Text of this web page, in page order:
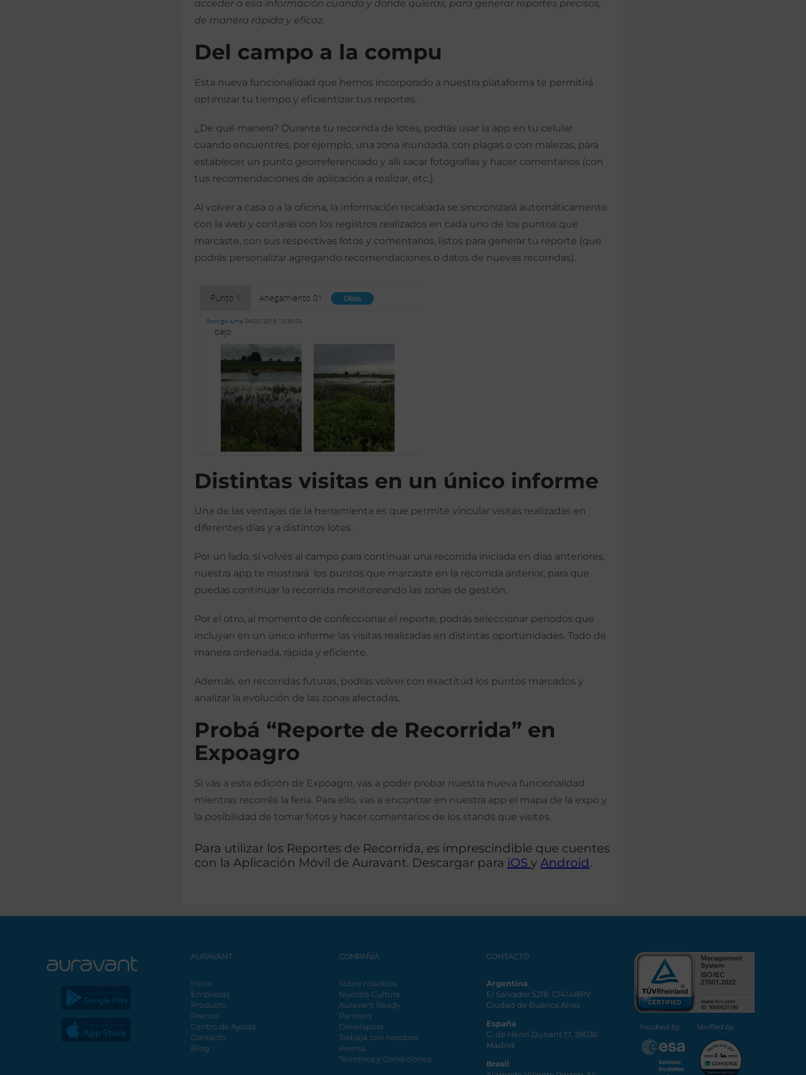
acceder a esa información cuando y donde quieras, para generar reportes precisos,
de manera rápida y eficaz.
Del campo a la compu
Esta nueva funcionalidad que hemos incorporado a nuestra plataforma te permitirá
optimizar tu tiempo y eficientizar tus reportes.
¿De qué manera? Durante tu recorrida de lotes, podrás usar la app en tu celular
cuando encuentres, por ejemplo, una zona inundada, con plagas o con malezas, para
establecer un punto georreferenciado y allí sacar fotografías y hacer comentarios (con
tus recomendaciones de aplicación a realizar, etc.).
Al volver a casa o a la oficina, la información recabada se sincronizará automáticamente
con la web y contarás con los registros realizados en cada uno de los puntos que
marcaste, con sus respectivas fotos y comentarios, listos para generar tu reporte (que
podrás personalizar agregando recomendaciones o datos de nuevas recorridas).
Distintas visitas en un único informe
Una de las ventajas de la herramienta es que permite vincular visitas realizadas en
diferentes días y a distintos lotes.
Por un lado, si volvés al campo para continuar una recorrida iniciada en días anteriores,
nuestra app te mostrará los puntos que marcaste en la recorrida anterior, para que
puedas continuar la recorrida monitoreando las zonas de gestión.
Por el otro, al momento de confeccionar el reporte, podrás seleccionar periodos que
incluyan en un único informe las visitas realizadas en distintas oportunidades. Todo de
manera ordenada, rápida y eficiente.
Además, en recorridas futuras, podrás volver con exactitud los puntos marcados y
analizar la evolución de las zonas afectadas.
Probá “Reporte de Recorrida” en
Expoagro
Si vas a esta edición de Expoagro, vas a poder probar nuestra nueva funcionalidad
mientras recorrés la feria. Para ello, vas a encontrar en nuestra app el mapa de la expo y
la posibilidad de tomar fotos y hacer comentarios de los stands que visites.
Para utilizar los Reportes de Recorrida, es imprescindible que cuentes
con la Aplicación Móvil de Auravant. Descargar para iOS y Android.
AURAVANT
Inicio
Empresas
Producto
Precios
Centro de Ayuda
Contacto
Blog
COMPAÑÍA
Sobre nosotros
Nuestra Cultura
Auravant Ready
Partners
Developers
Trabaja con nosotros
Prensa
Términos y Condiciones
CONTACTO
Argentina
El Salvador 5218, C1414BPV
Ciudad de Buenos Aires
España
C. de Henri Dunant 17, 28036
Madrid
Brasil
Incubed by Verified by